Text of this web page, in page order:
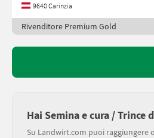
9640 Carinzia
Rivenditore Premium Gold
Hai Semina e cura / Trince
Su Landwirt.com puoi raggiungere